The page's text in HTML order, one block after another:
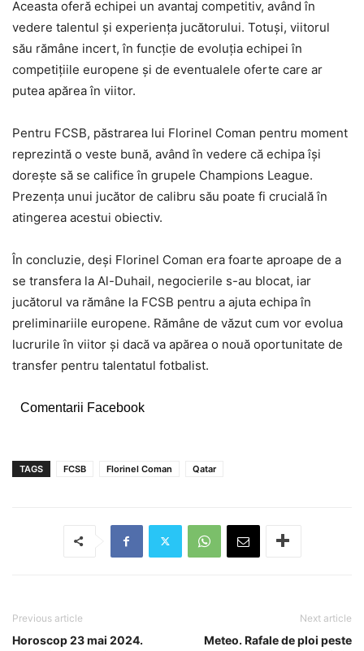
Aceasta oferă echipei un avantaj competitiv, având în
vedere talentul și experiența jucătorului. Totuși, viitorul
său rămâne incert, în funcție de evoluția echipei în
competițiile europene și de eventualele oferte care ar
putea apărea în viitor.
Pentru FCSB, păstrarea lui Florinel Coman pentru moment
reprezintă o veste bună, având în vedere că echipa își
dorește să se califice în grupele Champions League.
Prezența unui jucător de calibru său poate fi crucială în
atingerea acestui obiectiv.
În concluzie, deși Florinel Coman era foarte aproape de a
se transfera la Al-Duhail, negocierile s-au blocat, iar
jucătorul va rămâne la FCSB pentru a ajuta echipa în
preliminariile europene. Rămâne de văzut cum vor evolua
lucrurile în viitor și dacă va apărea o nouă oportunitate de
transfer pentru talentatul fotbalist.
Comentarii Facebook
TAGS FCSB Florinel Coman Qatar
Previous article
Horoscop 23 mai 2024.
Next article
Meteo. Rafale de ploi peste